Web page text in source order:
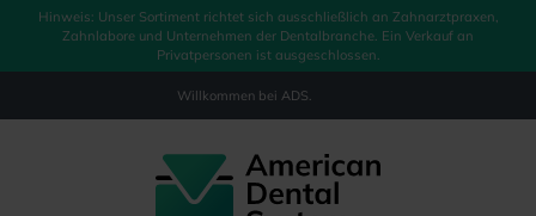
springen
Hinweis: Unser Sortiment richtet sich ausschließlich an Zahnarztpraxen,
Zahnlabore und Unternehmen der Dentalbranche. Ein Verkauf an
Privatpersonen ist ausgeschlossen.
Willkommen bei ADS.